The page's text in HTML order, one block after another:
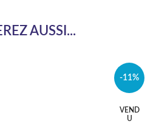
AUSSI...
-11%
VEND
U